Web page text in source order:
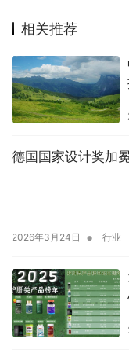
相关推荐
德国国家设计奖加
2026年3月24日 • 行业